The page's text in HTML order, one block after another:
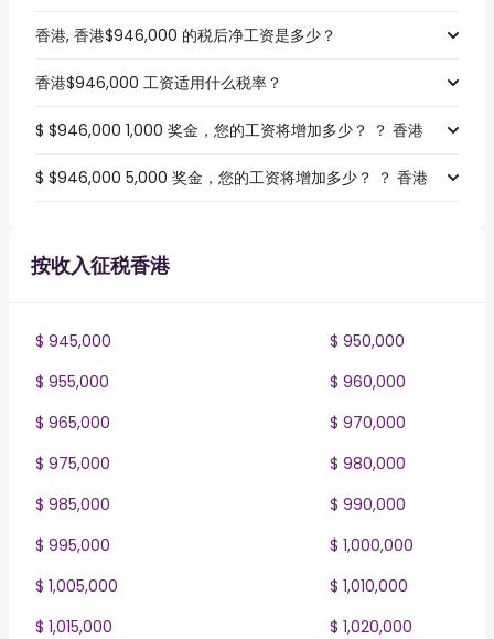
香港, 香港$946,000 的税后净工资是多少？
香港$946,000 工资适用什么税率？
$ $946,000 1,000 奖金，您的工资将增加多少？ ？ 香港
$ $946,000 5,000 奖金，您的工资将增加多少？ ？ 香港
按收入征税香港
$ 945,000
$ 950,000
$ 955,000
$ 960,000
$ 965,000
$ 970,000
$ 975,000
$ 980,000
$ 985,000
$ 990,000
$ 995,000
$ 1,000,000
$ 1,005,000
$ 1,010,000
$ 1,015,000
$ 1,020,000